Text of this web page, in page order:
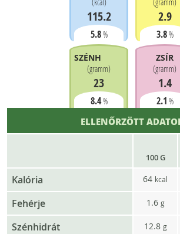
115.2
5.8%
2.9
3.8%
SZÉNHIDRÁT
(gramm)
23
8.4%
ZSÍR
(gramm)
1.4
2.1 %
ELLENŐRZÖTT
100 G
Kalória 64 kcal
Fehérje 1.6 g
Szénhidrát 12.8 g